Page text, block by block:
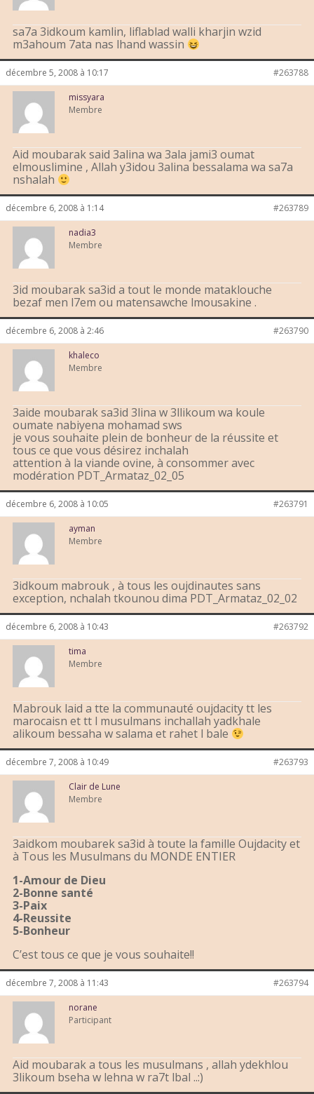
sa7a 3idkoum kamlin, liflablad walli kharjin wzid
m3ahoum 7ata nas lhand wassin
décembre 5, 2008 à 10:17 #263788
missyara
Membre
Aid moubarak said 3alina wa 3ala jami3 oumat
elmouslimine , Allah y3idou 3alina bessalama wa sa7a
nshalah
décembre 6, 2008 à 1:14 #263789
nadia3
Membre
3id moubarak sa3id a tout le monde mataklouche
bezaf men l7em ou matensawche lmousakine .
décembre 6, 2008 à 2:46 #263790
khaleco
Membre
3aide moubarak sa3id 3lina w 3llikoum wa koule
oumate nabiyena mohamad sws
je vous souhaite plein de bonheur de la réussite et
tous ce que vous désirez inchalah
attention à la viande ovine, à consommer avec
modération PDT_Armataz_02_05
décembre 6, 2008 à 10:05 #263791
ayman
Membre
3idkoum mabrouk , à tous les oujdinautes sans
exception, nchalah tkounou dima PDT_Armataz_02_02
décembre 6, 2008 à 10:43 #263792
tima
Membre
Mabrouk laid a tte la communauté oujdacity tt les
marocaisn et tt l musulmans inchallah yadkhale
alikoum bessaha w salama et rahet l bale
décembre 7, 2008 à 10:49 #263793
Clair de Lune
Membre
3aidkom moubarek sa3id à toute la famille Oujdacity et
à Tous les Musulmans du MONDE ENTIER
1-Amour de Dieu
2-Bonne santé
3-Paix
4-Reussite
5-Bonheur
C’est tous ce que je vous souhaite!!
décembre 7, 2008 à 11:43 #263794
norane
Participant
Aid moubarak a tous les musulmans , allah ydekhlou
3likoum bseha w lehna w ra7t lbal ..:)